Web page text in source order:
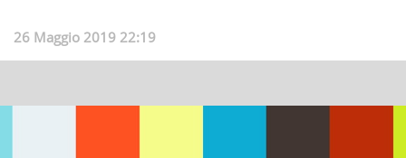
26 Maggio 2019 22:19